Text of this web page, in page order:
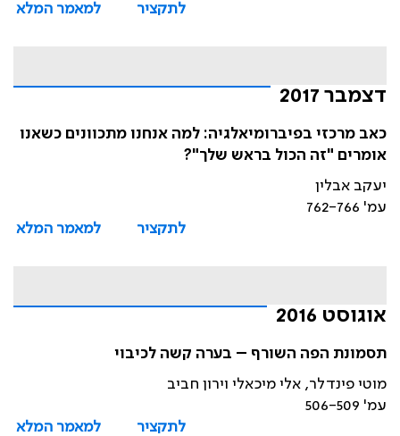
לתקציר
למאמר המלא
דצמבר 2017
כאב מרכזי בפיברומיאלגיה: למה אנחנו מתכוונים כשאנו
אומרים "זה הכול בראש שלך"?
יעקב אבלין
עמ' 762-766
לתקציר
למאמר המלא
אוגוסט 2016
תסמונת הפה השורף – בערה קשה לכיבוי
מוטי פינדלר, אלי מיכאלי וירון חביב
עמ' 506-509
לתקציר
למאמר המלא